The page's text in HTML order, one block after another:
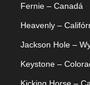
Fernie – Canadá
Heavenly –
Jackson Hole –
Keystone –